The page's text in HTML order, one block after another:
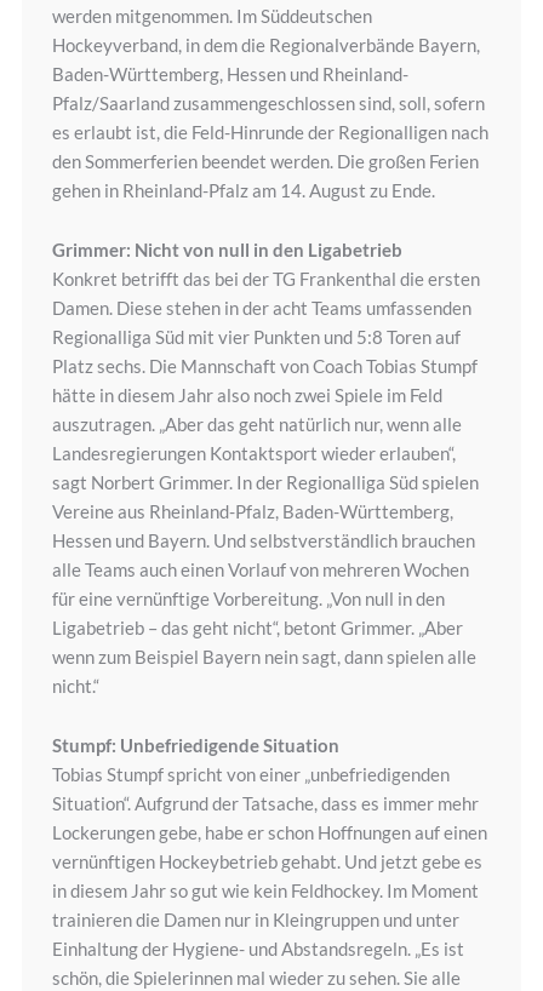
werden mitgenommen. Im Süddeutschen
Hockeyverband, in dem die Regionalverbände Bayern,
Baden-Württemberg, Hessen und Rheinland-
Pfalz/Saarland zusammengeschlossen sind, soll, sofern
es erlaubt ist, die Feld-Hinrunde der Regionalligen nach
den Sommerferien beendet werden. Die großen Ferien
gehen in Rheinland-Pfalz am 14. August zu Ende.
Grimmer: Nicht von null in den Ligabetrieb
Konkret betrifft das bei der TG Frankenthal die ersten
Damen. Diese stehen in der acht Teams umfassenden
Regionalliga Süd mit vier Punkten und 5:8 Toren auf
Platz sechs. Die Mannschaft von Coach Tobias Stumpf
hätte in diesem Jahr also noch zwei Spiele im Feld
auszutragen. „Aber das geht natürlich nur, wenn alle
Landesregierungen Kontaktsport wieder erlauben“,
sagt Norbert Grimmer. In der Regionalliga Süd spielen
Vereine aus Rheinland-Pfalz, Baden-Württemberg,
Hessen und Bayern. Und selbstverständlich brauchen
alle Teams auch einen Vorlauf von mehreren Wochen
für eine vernünftige Vorbereitung. „Von null in den
Ligabetrieb – das geht nicht“, betont Grimmer. „Aber
wenn zum Beispiel Bayern nein sagt, dann spielen alle
nicht.“
Stumpf: Unbefriedigende Situation
Tobias Stumpf spricht von einer „unbefriedigenden
Situation“. Aufgrund der Tatsache, dass es immer mehr
Lockerungen gebe, habe er schon Hoffnungen auf einen
vernünftigen Hockeybetrieb gehabt. Und jetzt gebe es
in diesem Jahr so gut wie kein Feldhockey. Im Moment
trainieren die Damen nur in Kleingruppen und unter
Einhaltung der Hygiene- und Abstandsregeln. „Es ist
schön, die Spielerinnen mal wieder zu sehen. Sie alle